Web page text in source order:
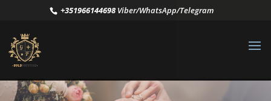
+351966144698Viber/WhatsApp/Telegram